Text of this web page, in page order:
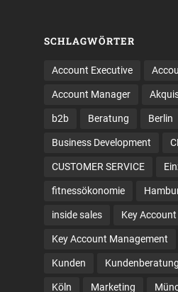
SCHLAGWÖRTER
Account Executive
Account Manager
b2b Beratung Berlin
Business Development
CUSTOMER SERVICE
fitnessökonomie
inside sales Key Account
Key Account Management
Kunden Kundenberatung
Köln Marketing